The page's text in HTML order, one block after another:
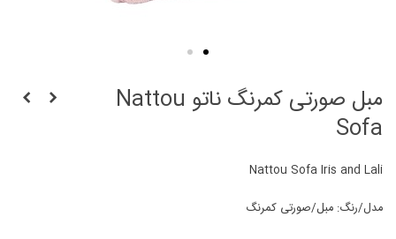
مبل صورتی کمرنگ ناتو Nattou
Sofa
Nattou Sofa Iris and Lali
مدل/رنگ: مبل/صورتی کمرنگ